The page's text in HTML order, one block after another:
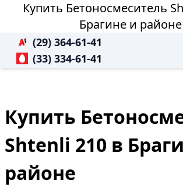
Купить Бетоносмеситель
Брагине и районе
(29) 364-61-41
(33) 334-61-41
Купить
Shtenli 210 в
районе